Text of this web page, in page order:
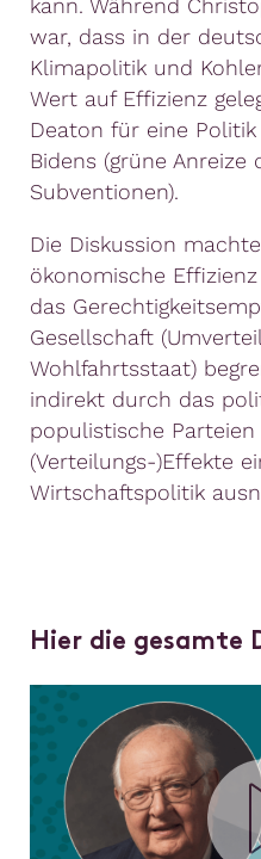
war, dass in der
Klimapolitik und
Wert auf Effizienz
Deaton für eine
Bidens (grüne
Subventionen).
Die Diskussion
ökonomische
das
Gesellschaft
Wohlfahrtsstaat)
indirekt durch das
populistische Parteien
(Verteilungs-)Effekte
Wirtschaftspolitik
Hier die gesamte